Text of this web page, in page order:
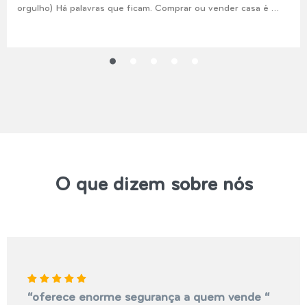
orgulho) Há palavras que ficam. Comprar ou vender casa é …
O que dizem sobre nós
“oferece enorme segurança a quem vende “